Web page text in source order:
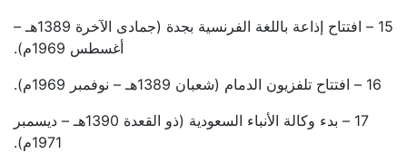
15 – افتتاح إذاعة باللغة الفرنسية بجدة (جمادى الآخرة 1389هـ –
أغسطس 1969م).
16 – افتتاح تلفزيون الدمام (شعبان 1389هـ – نوفمبر 1969م).
17 – بدء وكالة الأنباء السعودية (ذو القعدة 1390هـ – ديسمبر
1971م).